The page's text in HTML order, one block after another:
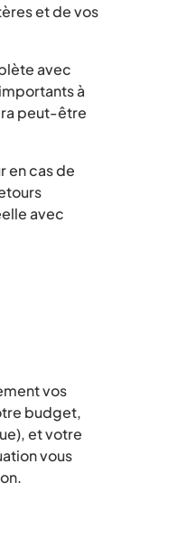
et de vos
avec
à
peut-être
en cas de
avec
vos
budget,
et votre
vous